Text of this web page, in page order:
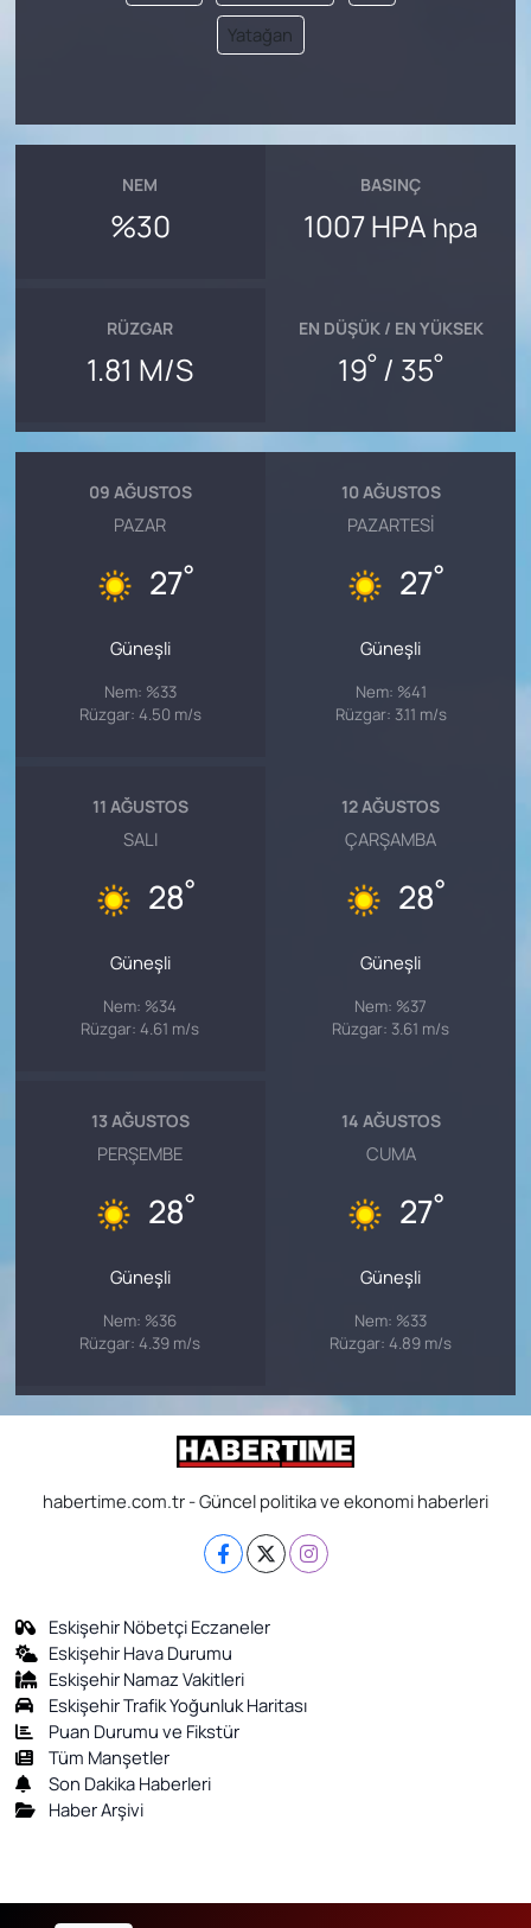
Yatağan
NEM
%30
BASINÇ
1007 HPA hpa
RÜZGAR
1.81 M/S
EN DÜŞÜK / EN YÜKSEK
19° / 35°
09 AĞUSTOS
PAZAR
27°
Güneşli
Nem: %33
Rüzgar: 4.50 m/s
10 AĞUSTOS
PAZARTESI
27°
Güneşli
Nem: %41
Rüzgar: 3.11 m/s
11 AĞUSTOS
SALI
28°
Güneşli
Nem: %34
Rüzgar: 4.61 m/s
12 AĞUSTOS
ÇARŞAMBA
28°
Güneşli
Nem: %37
Rüzgar: 3.61 m/s
13 AĞUSTOS
PERŞEMBE
28°
Güneşli
Nem: %36
Rüzgar: 4.39 m/s
14 AĞUSTOS
CUMA
27°
Güneşli
Nem: %33
Rüzgar: 4.89 m/s
habertime.com.tr - Güncel politika ve ekonomi haberleri
Eskişehir Nöbetçi Eczaneler
Eskişehir Hava Durumu
Eskişehir Namaz Vakitleri
Eskişehir Trafik Yoğunluk Haritası
Puan Durumu ve Fikstür
Tüm Manşetler
Son Dakika Haberleri
Haber Arşivi